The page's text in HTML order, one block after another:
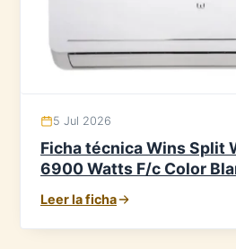
5 Jul 2026
Ficha técnica Wins Split
6900 Watts F/c Color
Leer la ficha